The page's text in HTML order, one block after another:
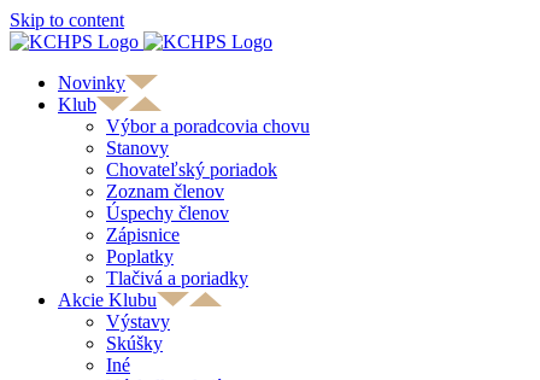
Skip to content
Novinky
Klub
Výbor a poradcovia chovu
Stanovy
Chovateľský poriadok
Zoznam členov
Úspechy členov
Zápisnice
Poplatky
Tlačivá a poriadky
Akcie Klubu
Výstavy
Skúšky
Iné